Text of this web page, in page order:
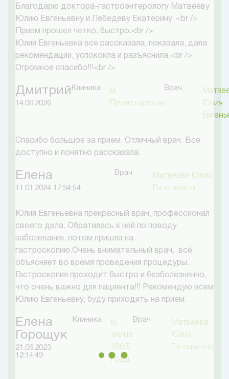
Благодарю доктора-гастроэнтерологу Матвееву
Юлию Евгеньевну и Лебедеву Екатерину. <br />
Прием прошел четко, быстро.<br />
Юлия Евгеньевна все рассказала, показала, дала
рекомендации, успокоила и разъяснила.<br />
Огромное спасибо!!!<br />
Дмитрий
14.06.2026
Клиника
м.
Пролетарская
Врач
Юлия
Спасибо большое за прием. Отличный врач. Все
доступно и понятно рассказала.
Елена
11.01.2024 17:34:54
Врач
Матвеева Юлия
Евгеньевна
Юлия Евгеньевна прекрасный врач, профессионал
своего дела. Обратилась к ней по поводу
заболевания, потом пришла на
гастроскопию.Очень внимательный врач, всё
объясняет во время проведения процедуры.
Гастроскопия проходит быстро и безболезненно,
что очень важно для пациента!!! Рекомендую всем
Юлию Евгеньевну, буду приходить на прием.
Елена
Горощук
21.06.2023
12:14:49
Клиника
м.
Улица
1905
года
Врач
Матвеева
Юлия
Евгеньевна